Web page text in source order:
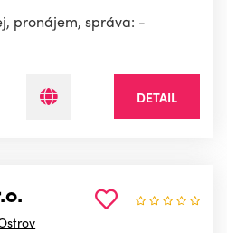
pronájem, správa: -
DETAIL